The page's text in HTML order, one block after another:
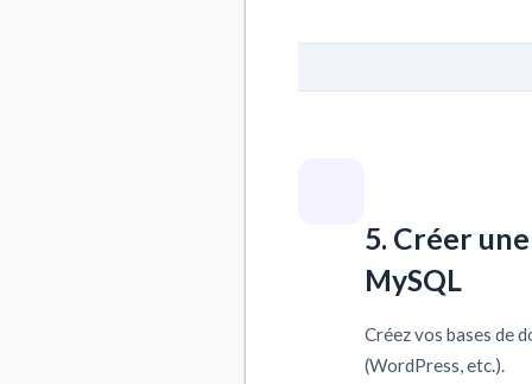
5. Créer
MySQL
Créez vos bases de
(WordPress, etc.).